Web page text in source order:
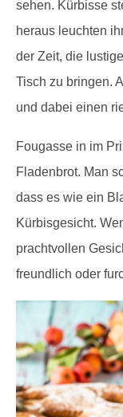
sehen. Kürbisse
heraus leuchten
der Zeit, die
Tisch zu bringen.
und dabei einen
Fougasse in im
Fladenbrot. Man
dass es wie ein
Kürbisgesicht.
prachtvollen
freundlich oder